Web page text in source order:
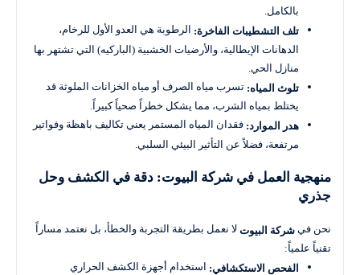
بالكامل.
تلف التشطيبات الفاخرة: الرطوبة هي العدو الأول للرخام،
الدهانات الإيطالية، والأرضيات الخشبية (الباركيه) التي تشتهر بها
منازل الحي.
تلوث المياه: تسرب مياه الصرف أو مياه الخزانات الملوثة قد
يختلط بمياه الشرب، مما يشكل خطراً صحياً كبيراً.
هدر الموارد: فقدان المياه المستمر يعني تكاليف باهظة وفواتير
مرتفعة، فضلاً عن التأثير البيئي السلبي.
منهجية العمل في شركة البيوت: دقة في الكشف وحل
جذري
نحن في شركة البيوت لا نعمل بطريقة التجربة والخطأ، بل نعتمد مساراً
تقنياً علمياً:
الفحص الاستكشافي: استخدام أجهزة الكشف الحراري